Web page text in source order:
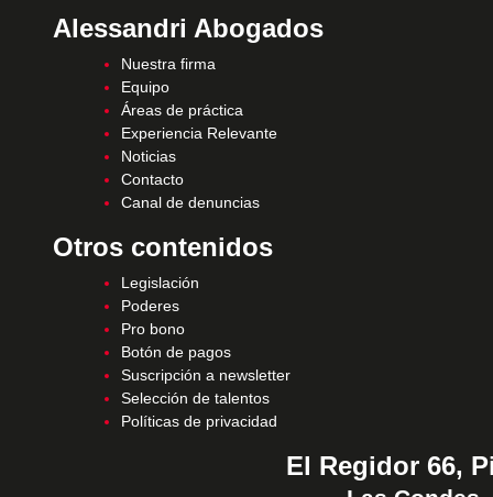
Alessandri Abogados
Nuestra firma
Equipo
Áreas de práctica
Experiencia Relevante
Noticias
Contacto
Canal de denuncias
Otros contenidos
Legislación
Poderes
Pro bono
Botón de pagos
Suscripción a newsletter
Selección de talentos
Políticas de privacidad
El Regidor 66,